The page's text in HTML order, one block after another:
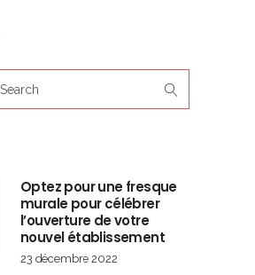
Optez pour une fresque
murale pour célébrer
l’ouverture de votre
nouvel établissement
23 décembre 2022